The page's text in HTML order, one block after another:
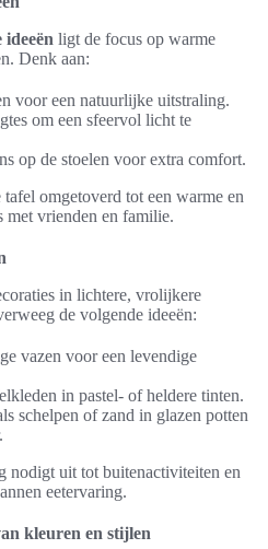
ligt de focus op warme
Denk aan:
voor een natuurlijke uitstraling.
om een sfeervol licht te
op de stoelen voor extra comfort.
omgetoverd tot een warme en
vrienden en familie.
in lichtere, vrolijkere
de volgende ideeën:
vazen voor een levendige
in pastel- of heldere tinten.
schelpen of zand in glazen potten
nodigt uit tot buitenactiviteiten en
eetervaring.
kleuren en stijlen